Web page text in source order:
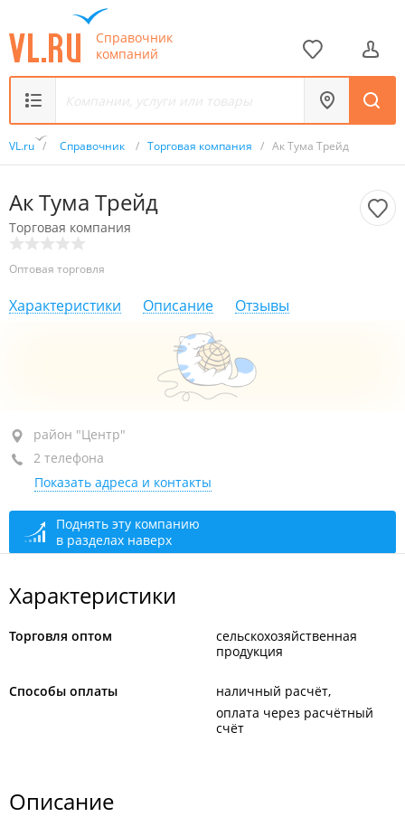
Справочник
компаний
VL.ru / Справочник / Торговая компания / Ак Тума Трейд
Ак Тума Трейд
Торговая компания
Оптовая торговля
Характеристики Описание Отзывы
район "Центр", ул. Алеутская, 11
5-й этаж, оф. 503
+7 924 730-30-47
+7 902 505-64-21
сегодня закрыто
район "Центр"
2 телефона
Показать адреса и контакты
Поднять эту компанию
в разделах наверх
Характеристики
Торговля оптом
сельскохозяйственная
продукция
Способы оплаты
наличный расчёт
оплата через расчётный
счёт
Описание